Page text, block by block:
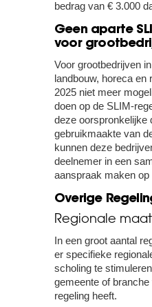
bedrag van € 3.000
Geen aparte
voor
Voor grootbedrijven
landbouw, horeca en
2025 niet meer
doen op de SLIM-
deze oorspronkelijke
gebruikmaakte van
kunnen deze
deelnemer in een
aanspraak maken op
Overige
Regionale
In een groot aantal
er specifieke
scholing te
gemeente of
regeling heeft.